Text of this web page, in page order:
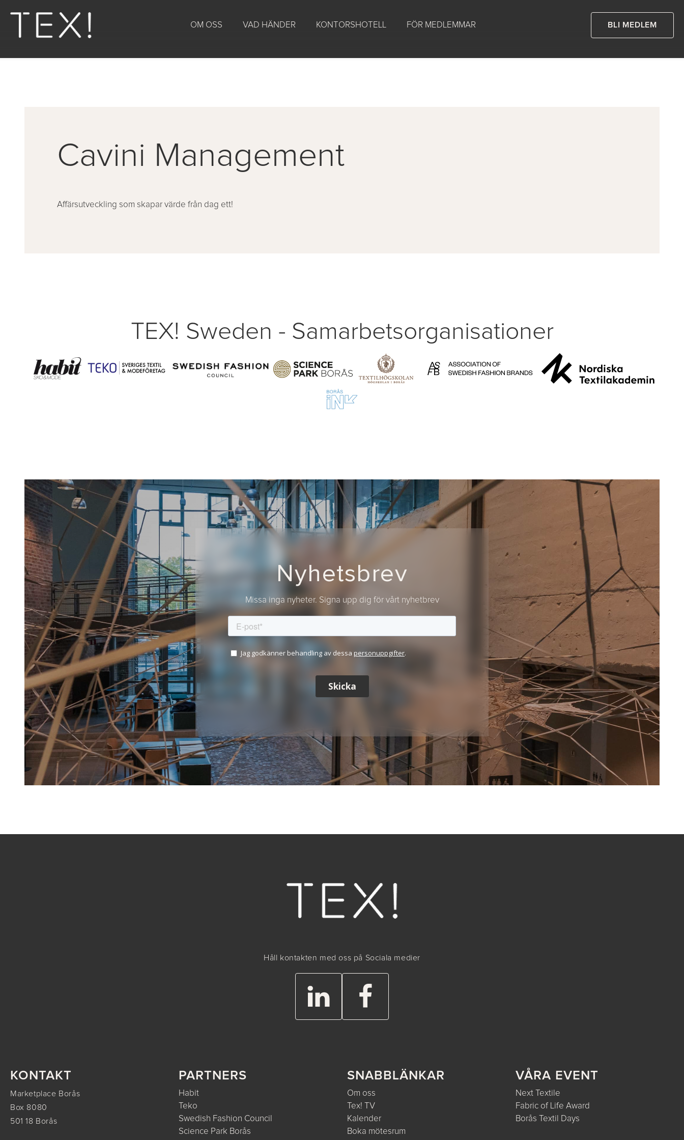
OM OSS VAD HÄNDER KONTORSHOTELL FÖR MEDLEMMAR BLI MEDLEM
Cavini Management
Affärsutveckling som skapar värde från dag ett!
TEX! Sweden - Samarbetsorganisationer
Nyhetsbrev
Missa inga nyheter. Signa upp dig för vårt nyhetbrev
Håll kontakten med oss på Sociala medier
KONTAKT
Marketplace Borås
Box 8080
501 18 Borås
PARTNERS
Habit
Teko
Swedish Fashion Council
Science Park Borås
SNABBLÄNKAR
Om oss
Tex! TV
Kalender
Boka mötesrum
VÅRA EVENT
Next Textile
Fabric of Life Award
Borås Textil Days